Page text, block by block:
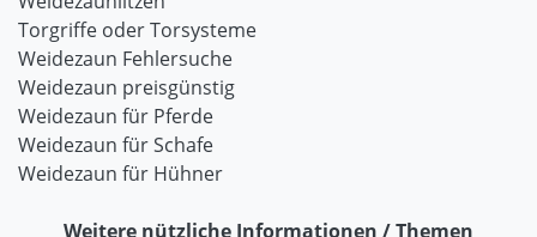
Torgriffe oder Torsysteme
Weidezaun Fehlersuche
Weidezaun preisgünstig
Weidezaun für Pferde
Weidezaun für Schafe
Weidezaun für Hühner
Weitere nützliche Informationen / Themen